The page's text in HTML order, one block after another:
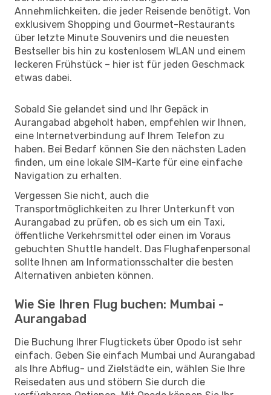
Annehmlichkeiten, die jeder Reisende benötigt. Von
exklusivem Shopping und Gourmet-Restaurants
über letzte Minute Souvenirs und die neuesten
Bestseller bis hin zu kostenlosem WLAN und einem
leckeren Frühstück – hier ist für jeden Geschmack
etwas dabei.
Sobald Sie gelandet sind und Ihr Gepäck in
Aurangabad abgeholt haben, empfehlen wir Ihnen,
eine Internetverbindung auf Ihrem Telefon zu
haben. Bei Bedarf können Sie den nächsten Laden
finden, um eine lokale SIM-Karte für eine einfache
Navigation zu erhalten.
Vergessen Sie nicht, auch die
Transportmöglichkeiten zu Ihrer Unterkunft von
Aurangabad zu prüfen, ob es sich um ein Taxi,
öffentliche Verkehrsmittel oder einen im Voraus
gebuchten Shuttle handelt. Das Flughafenpersonal
sollte Ihnen am Informationsschalter die besten
Alternativen anbieten können.
Wie Sie Ihren Flug buchen: Mumbai -
Aurangabad
Die Buchung Ihrer Flugtickets über Opodo ist sehr
einfach. Geben Sie einfach Mumbai und Aurangabad
als Ihre Abflug- und Zielstädte ein, wählen Sie Ihre
Reisedaten aus und stöbern Sie durch die